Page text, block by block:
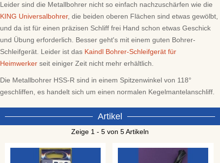
Leider sind die Metallbohrer nicht so einfach nachzuschärfen wie die
KING Universalbohrer, die beiden oberen Flächen sind etwas gewölbt,
und da ist für einen präzisen Schliff frei Hand schon etwas Geschick
und Übung erforderlich. Besser geht's mit einem guten Bohrer-
Schleifgerät. Leider ist das Kaindl Bohrer-Schleifgerät für
Heimwerker seit einiger Zeit nicht mehr erhältlich.
Die Metallbohrer HSS-R sind in einem Spitzenwinkel von 118°
geschliffen, es handelt sich um einen normalen Kegelmantelanschliff.
Artikel
Zeige 1 - 5 von 5 Artikeln